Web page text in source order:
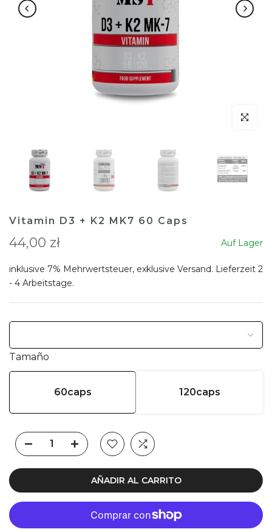
klicken
Vitamin D3 + K2 MK7 60 Caps
44,00 zł Auf Lager
inklusive 7% Mehrwertsteuer, exklusive Versand. Lieferzeit 2
- 4 Arbeitstage.
Tamaño
60caps 120caps
AÑADIR AL CARRITO